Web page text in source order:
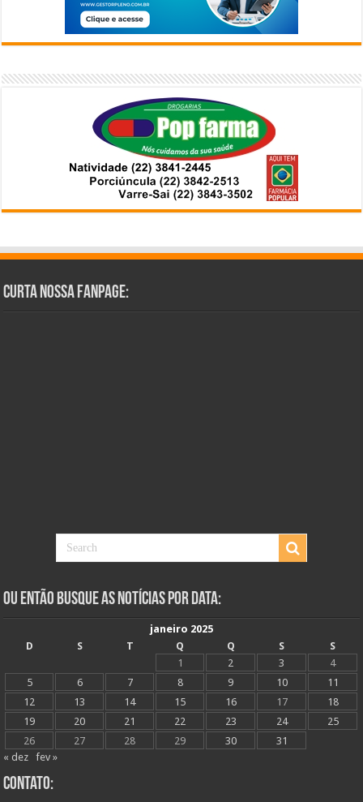
Curta Nossa Fanpage:
Ou Então Busque as Notícias Por Data:
janeiro 2025
D
S T Q Q S
S
1
2 3
4
5
6 7 8 9 10
11
12
13 14 15 16 17
18
19
20 21 22 23 24
25
26
27 28 29 30
31
« dez
fev »
Contato: